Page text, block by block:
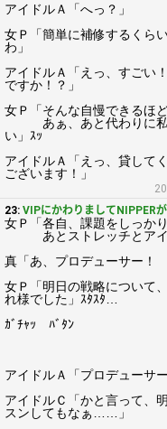
アイドルＡ「へっ？」
女Ｐ「簡単に補修するくら
わ」
アイドルＡ「えっ、すごい
ですか！？」
女Ｐ「そんな自慢できるほ
あぁ、あと代わりに私
い」ｽｯ
アイドルＡ「えっ、貸し
ございます！」
23: VIPにかわりましてNIPPER
女Ｐ「各自、課題をしっか
あとストレッチとアイ
真「あ、プロデューサー！
女Ｐ「明日の戦略について
れ様でした」ｽﾀｽﾀ…
ｶﾞﾁｬｯ ﾊﾞﾀﾝ
アイドルＡ「プロデューサ
アイドルＣ「かと言って、
スンしてもなぁ……」